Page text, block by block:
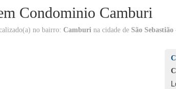
Condominio Camburi
no bairro: Camburina cidade de São Sebastião